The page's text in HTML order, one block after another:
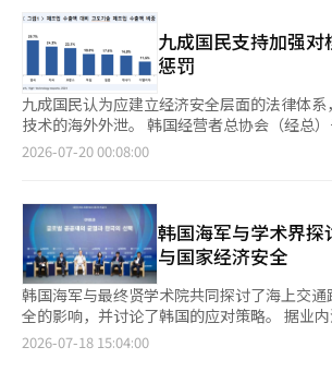
不受双边关系波动的影响，保持合作。 在此次会议上，三国重申
了对朝鲜问题的既定立场。三位外长强调，保
则，维持强有力的对朝制裁态势，并在对朝政
同时通过对话和外交维护朝鲜半岛的和平与稳定。 在谈及地
势时，三位外长的发言显得更加严厉。他们共
在通过武力破坏现有秩序的行为。韩、美、
印太地区的海空应当对所有国家开放，强调遵
约》和加强海洋安全的意愿。会议期间并未提
海洋争端的地方提出的。 经济安全的讨论同样占据了重要位置。
在贸易与安全交叉的领域，谁掌握关键矿物的
先进技术，已成为国家安全问题。三位外长一
波动的背景下，可信赖的盟友间的合作比以往
要，并决定在核能、关键矿物和新兴技术领域
各自优势，深化实质合作。 三国还就保护先进技术、核能、供应
链多元化与韧性提升、应对经济强制等领域的
并决定继续后续磋商。虽然没有明确提及特定
周再次会晤。 他们此次前往菲律宾马尼拉是为了参加东盟地区安
全论坛（ARF）、东亚峰会（EAS）外交部长
盟合作、小型模块反应堆（SMR）合作、跨国
题。 外交部发言人朴日于21日的例行记者会上表示：“韩美日外
交部长会晤时将分享北朝鲜与俄罗斯、北朝鲜
并就如何有效应对进行意见交流，同时也将讨
国合作的多项议题。” 赵部长在会谈前还与美国国务院副国务卿
系统翻译与编辑。
九成国民支持加强对
惩罚
九成国民认为应建立经济安全层面的法律体
技术的海外外泄。 韩国经营者总协会（经总）于19日针对全国
1000名19岁以上的民众进行的“核心技术海外
62.6%，认为“严重”（6~8分）的占29.9%
下”（0~5分）的占7.5%。平均得分为10分满分的
的受访者表示“应像美国和中国一样，建立经
系来应对”。认为现行方式足够的仅占7.8%。 这表明，除了现行
针对技术保护和培育目的而制定的个别法律
外外泄犯罪应有更有效的惩罚法律的需求。 关于核心技术海外外
泄的惩罚程度，90.7%的受访者认为“应进一
维持现状的占5.3%，认为应放宽的仅占3.2%。 特别是认为对经济
2026-07-20 00:08:00
韩国海军与学术界探
与国家经济安全
韩国海军与最终贤学术院共同探讨了海上交
全的影响，并讨论了韩国的应对策略。 据业内消息，最终贤学术
院与海军于7月14日在首尔江南区韩国高等教
2026-07-18 15:04:00